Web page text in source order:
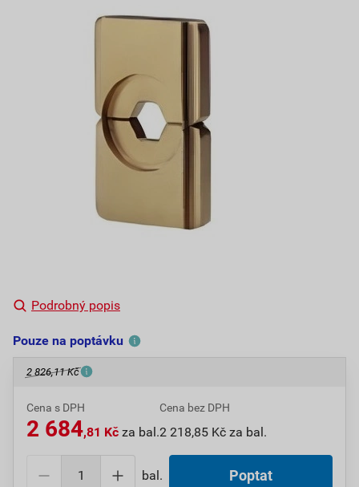
Podrobný popis
Pouze na poptávku
2 826,11 Kč
Cena s DPH
2 684,81 Kč za bal.
Cena bez DPH
2 218,85 Kč za bal.
bal. Poptat